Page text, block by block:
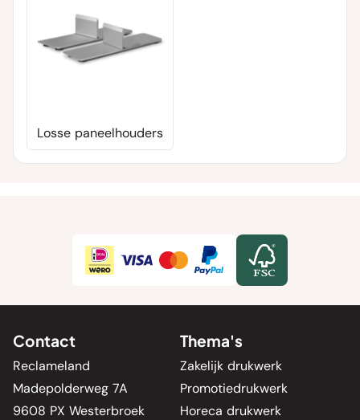
Losse paneelhouders
Contact
Reclameland
Madepolderweg 7A
9608 PX Westerbroek
Thema's
Zakelijk drukwerk
Promotiedrukwerk
Horeca drukwerk